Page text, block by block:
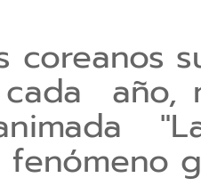
coreanos
año,
fenómeno